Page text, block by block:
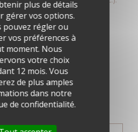
droits réservés
des délibérations
plus de détails
gérer vos options.
pouvez régler ou
vos préférences à
moment. Nous
votre choix
12 mois. Vous
de plus amples
dans notre
de confidentialité.